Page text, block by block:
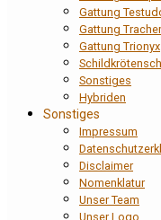
Gattung
Gattung
Gattung Trionyx
Sonstiges
Hybriden
Sonstiges
Impressum
Disclaimer
Nomenklatur
Unser Team
Unser Logo